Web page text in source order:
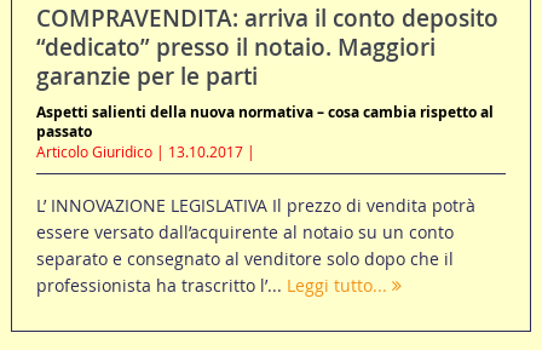
COMPRAVENDITA: arriva il conto deposito
“dedicato” presso il notaio. Maggiori
garanzie per le parti
Aspetti salienti della nuova normativa – cosa cambia rispetto al
passato
Articolo Giuridico | 13.10.2017 |
L’ INNOVAZIONE LEGISLATIVA Il prezzo di vendita potrà
essere versato dall’acquirente al notaio su un conto
separato e consegnato al venditore solo dopo che il
professionista ha trascritto l’... Leggi tutto...